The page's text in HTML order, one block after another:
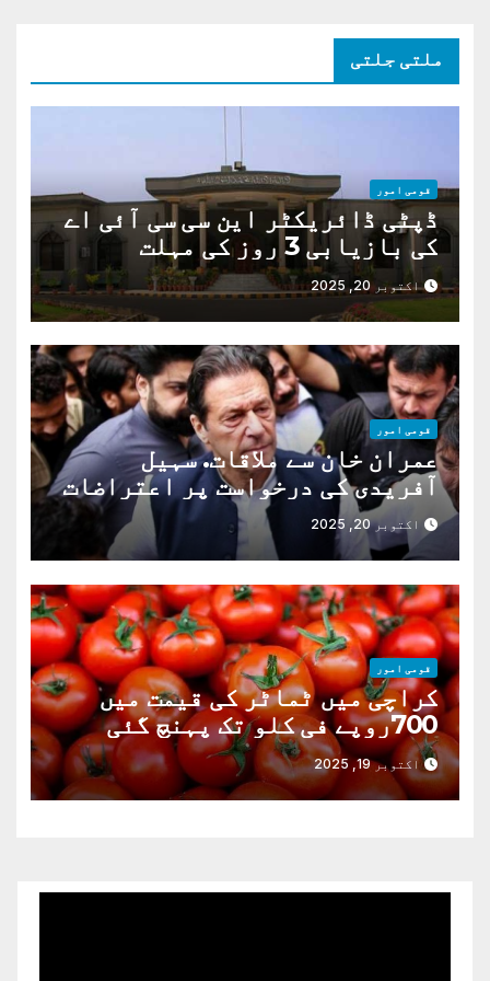
ملتی جلتی
قومی امور
ڈپٹی ڈائریکٹر این سی سی آئی اے
کی بازیابی 3 روز کی مہلت
اکتوبر 20, 2025
قومی امور
عمران خان سے ملاقات. سہیل
آفریدی کی درخواست پر اعتراضات
دوراکتوبر 20, 2025
قومی امور
کراچی میں ٹماٹر کی قیمت میں
700روپے فی کلو تک پہنچ گئی
اکتوبر 19, 2025